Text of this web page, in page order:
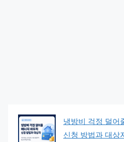
냉방비 걱정 덜어
신청 방법과 대상